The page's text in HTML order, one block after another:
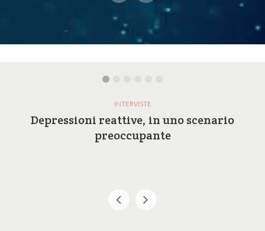
INTERVISTE
Depressioni reattive, in uno scenario
preoccupante